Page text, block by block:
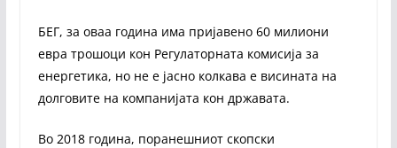
БЕГ, за оваа година има пријавено 60 милиони
евра трошоци кон Регулаторната комисија за
енергетика, но не е јасно колкава е висината на
долговите на компанијата кон државата.
Во 2018 година, поранешниот скопски